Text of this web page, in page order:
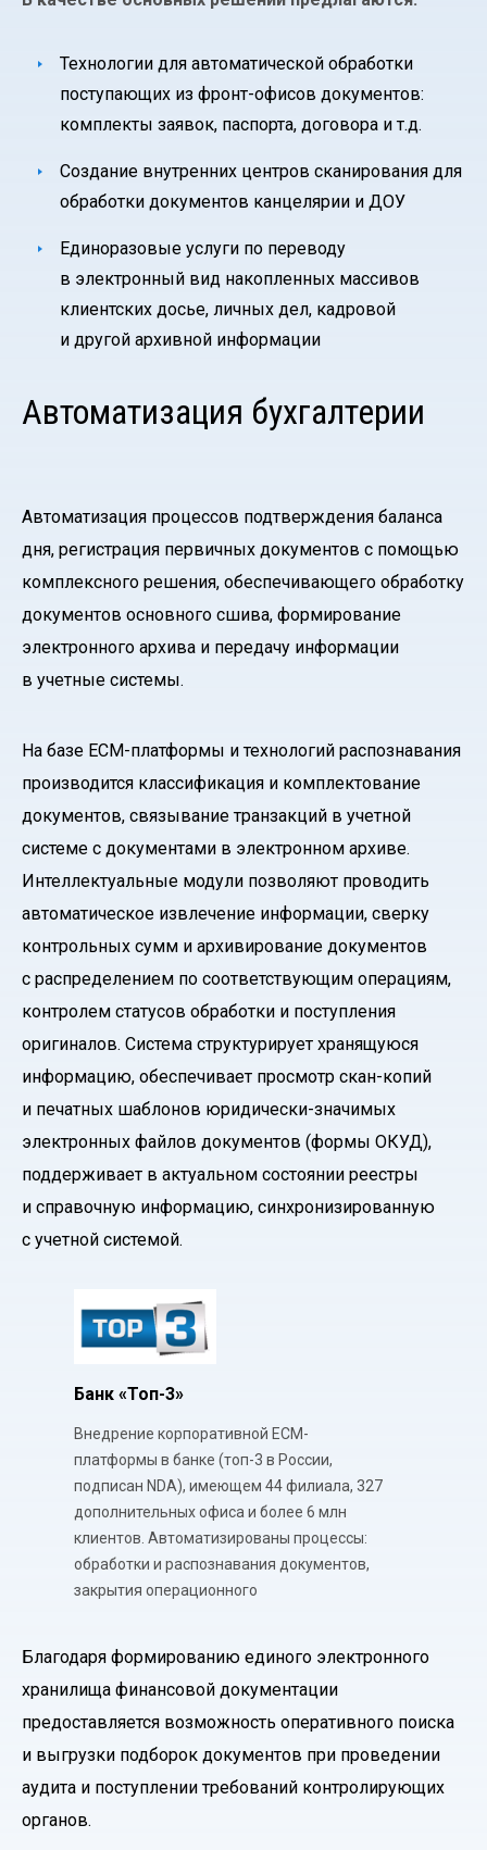
Технологии для автоматической обработки
поступающих из фронт-офисов документов:
комплекты заявок, паспорта, договора и т.д.
Создание внутренних центров сканирования для
обработки документов канцелярии и ДОУ
Единоразовые услуги по переводу
в электронный вид накопленных массивов
клиентских досье, личных дел, кадровой
и другой архивной информации
Автоматизация бухгалтерии
Автоматизация процессов подтверждения баланса
дня, регистрация первичных документов с помощью
комплексного решения, обеспечивающего обработку
документов основного сшива, формирование
электронного архива и передачу информации
в учетные системы.
На базе ECM-платформы и технологий распознавания
производится классификация и комплектование
документов, связывание транзакций в учетной
системе с документами в электронном архиве.
Интеллектуальные модули позволяют проводить
автоматическое извлечение информации, сверку
контрольных сумм и архивирование документов
с распределением по соответствующим операциям,
контролем статусов обработки и поступления
оригиналов. Система структурирует хранящуюся
информацию, обеспечивает просмотр скан-копий
и печатных шаблонов юридически-значимых
электронных файлов документов (формы ОКУД),
поддерживает в актуальном состоянии реестры
и справочную информацию, синхронизированную
с учетной системой.
Банк «Топ-3»
Внедрение корпоративной ECM-
платформы в банке (топ-3 в России,
подписан NDA), имеющем 44 филиала, 327
дополнительных офиса и более 6 млн
клиентов. Автоматизированы процессы:
обработки и распознавания документов,
закрытия операционного
Благодаря формированию единого электронного
хранилища финансовой документации
предоставляется возможность оперативного поиска
и выгрузки подборок документов при проведении
аудита и поступлении требований контролирующих
органов.